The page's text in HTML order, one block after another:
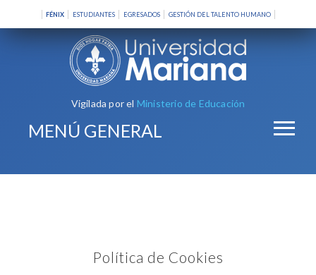
FÉNIX ESTUDIANTES EGRESADOS GESTIÓN DEL TALENTO HUMANO
Vigilada por el Ministerio de Educación
MENÚ GENERAL
Política de Cookies